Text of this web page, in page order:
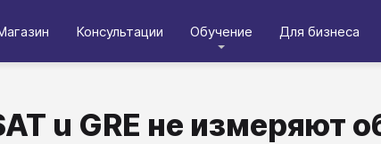
Консультации Обучение Для бизнеса
u GRE не измеряют